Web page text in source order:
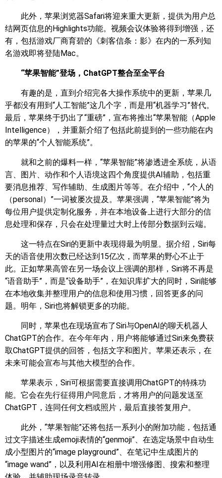
此外，苹果浏览器Safari将迎来重大更新，提供为用户总
结网页信息的Highlights功能。视频会议体验将得到增强，还
有，包括游戏厂商育碧的《刺客信条：影》在内的一系列知
名游戏即将登陆Mac。
“苹果智能”登场，ChatGPT整合至全平台
有趣的是，直到介绍完各大操作系统中的更新，苹果几
乎都没有用到“人工智能”这几个字，而是用“机器学习”替代。
最后，苹果终于扔出了“重磅”，宣布将推出“苹果智能（Apple
Intelligence），并重新介绍了包括此前提到的一些功能在内
的苹果的“个人智能系统”。
就和之前的爆料一样，“苹果智能”将渗透进全系统，从语
言、图片、动作和个人语境这四个角度提供AI辅助，包括重
要消息推荐、写作辅助、生成图片等等。在介绍中，“个人的
（personal）”一词被屡次提及。苹果强调，“苹果智能”将为
每位用户提供定制化服务，并在本地设备上进行大部分的信
息处理和保存，只会在处理量过大时上传部分数据到云端。
这一特点在Siri的更新中表现得最为明显。据介绍，Siri每
天的语音使用次数已经达到15亿次，而苹果的野心不止于
此。正如苹果高管在另一场会议上强调的那样，Siri将不再是
“语音助手”，而是“设备助手”，在知识库扩大的同时，Siri能够
在本地收集并整理用户的信息和使用习惯，回答更多的问
题。明年，Siri也将解锁更多的功能。
同时，苹果也在现场宣布了Siri与OpenAI的聊天机器人
ChatGPT的合作。在今年年内，用户将能够通过Siri来免费获
取ChatGPT提供的回答，包括文字和图片。苹果还表示，在
未来可能会宣布与其他大模型的合作。
苹果表示，Siri可根据需要直接调用ChatGPT的特殊功
能。它会在先行征得用户同意后，才将用户的问题发送至
ChatGPT，连同任何文档或照片，最后直接答复用户。
此外，“苹果智能”还将包括一系列小的附加功能，包括通
过文字描述生成emoji表情的“genmoji”、在选定场景中自动生
成小型图片的“image playground”、在笔记中生成图片的
“image wand”，以及利用AI在相册中增强修图、搜索和整理